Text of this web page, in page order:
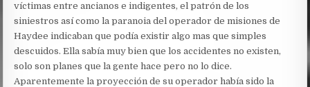
víctimas entre ancianos e indigentes, el patrón de los
siniestros así como la paranoia del operador de misiones de
Haydee indicaban que podía existir algo mas que simples
descuidos. Ella sabía muy bien que los accidentes no existen,
solo son planes que la gente hace pero no lo dice.
Aparentemente la proyección de su operador había sido la